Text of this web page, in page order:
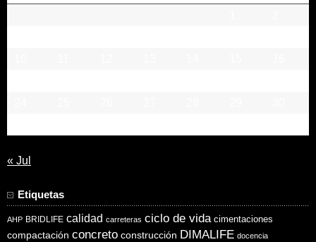
« Jul
Etiquetas
AHP BRIDLIFE calidad carreteras ciclo de vida cimentaciones
compactación concreto construcción DIMALIFE docencia